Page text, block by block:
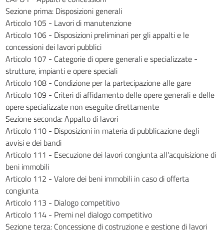
268
269
270
PARTE IV - CONTRATTI PUBBLICI RELATIVI A
FORNITURE E ALTRI SERVIZI NEI SETTORI ORDINARI
((PARTE ABROGATA DAL D.LGS. 18 APRILE 2016, N. 50))
271
272
273
274
275
276
277
278
279
Sezione prima: Disposizioni generali
Articolo 105 - Lavori di manutenzione
Articolo 106 - Disposizioni preliminari per gli appalti e le
concessioni dei lavori pubblici
Articolo 107 - Categorie di opere generali e specializzate -
strutture, impianti e opere speciali
Articolo 108 - Condizione per la partecipazione alle gare
Articolo 109 - Criteri di affidamento delle opere generali e delle
opere specializzate non eseguite direttamente
Sezione seconda: Appalto di lavori
Articolo 110 - Disposizioni in materia di pubblicazione degli
avvisi e dei bandi
Articolo 111 - Esecuzione dei lavori congiunta all'acquisizione di
beni immobili
Articolo 112 - Valore dei beni immobili in caso di offerta
congiunta
Articolo 113 - Dialogo competitivo
Articolo 114 - Premi nel dialogo competitivo
Sezione terza: Concessione di costruzione e gestione di lavori